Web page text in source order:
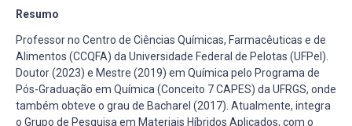
Resumo
Professor no Centro de Ciências Químicas, Farmacêuticas e de
Alimentos (CCQFA) da Universidade Federal de Pelotas (UFPel).
Doutor (2023) e Mestre (2019) em Química pelo Programa de
Pós-Graduação em Química (Conceito 7 CAPES) da UFRGS, onde
também obteve o grau de Bacharel (2017). Atualmente, integra
o Grupo de Pesquisa em Materiais Híbridos Aplicados, com o